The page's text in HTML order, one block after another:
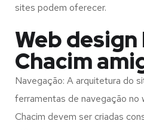
sites podem oferecer.
Web design
Chacim
Navegação: A arquitetura do
ferramentas de navegação no
Chacim devem ser criadas